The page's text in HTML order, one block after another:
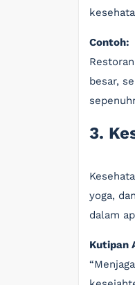
Contoh:
besar,
3.
yoga,
dalam
Kutipan